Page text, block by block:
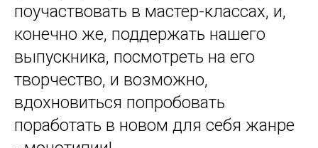
поучаствовать в мастер-классах, и,
конечно же, поддержать нашего
выпускника, посмотреть на его
творчество, и возможно,
вдохновиться попробовать
поработать в новом для себя жанре